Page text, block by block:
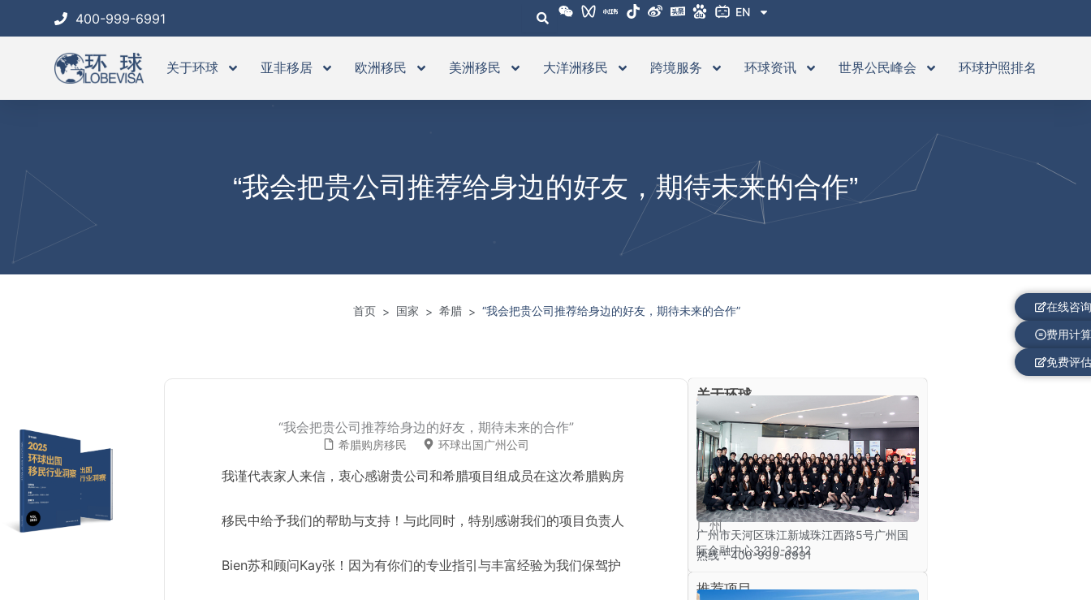
400-999-6991 EN
关于环球 亚非移居 欧洲移民 美洲移民 大洋洲移民 跨境服务 环球资讯 世界公民峰会 环球护照排名
“我会把贵公司推荐给身边的好友，期待未来的合作”
首页 > 国家 > 希腊 > “我会把贵公司推荐给身边的好友，期待未来的合作”
“我会把贵公司推荐给身边的好友，期待未来的合作”
希腊购房移民 环球出国广州公司
我谨代表家人来信，衷心感谢贵公司和希腊项目组成员在这次希腊购房
移民中给予我们的帮助与支持！与此同时，特别感谢我们的项目负责人
Bien苏和顾问Kay张！因为有你们的专业指引与丰富经验为我们保驾护
关于环球
广州
广州市天河区珠江新城珠江西路5号广州国
际金融中心3210-3212
热线：400-999-6991
推荐项目
在线咨询
费用计算
免费评估